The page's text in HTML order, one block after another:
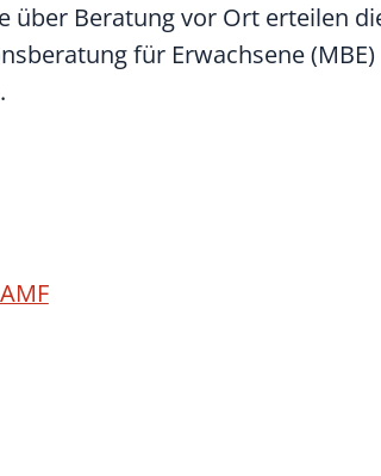
Beratung vor Ort erteilen
für Erwachsene (MBE)